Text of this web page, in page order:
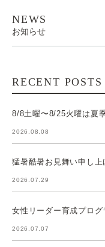
NEWS
お知らせ
RECENT POSTS
8/8土曜〜8/25火曜は夏
2026.08.08
猛暑酷暑お見舞い申し上
2026.07.29
女性リーダー育成プログ
2026.07.07